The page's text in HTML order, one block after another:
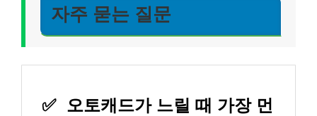
자주 묻는 질문
✅ 오토캐드가 느릴 때 가장 먼